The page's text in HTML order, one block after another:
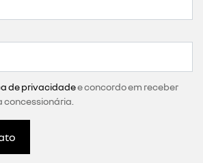
de privacidadee concordo em receber